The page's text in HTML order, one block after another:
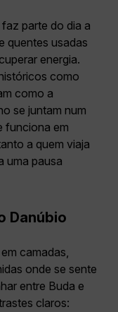
parte do dia a
quentes usadas
energia.
como
como a
se juntam num
funciona em
a quem viaja
uma pausa
Danúbio
camadas,
onde se sente
entre Buda e
claros: